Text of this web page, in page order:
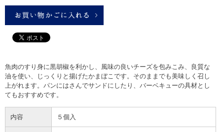
魚肉のすり身に黒胡椒を利かし、風味の良いチーズを包みこみ、良質な
油を使い、じっくりと揚げたかまぼこです。そのままでも美味しく召し
上がれます。パンにはさんでサンドにしたり、バーベキューの具材とし
てもおすすめです。
内容 ５個入